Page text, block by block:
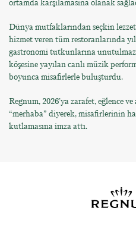
ortamda karşılamasına olanak
Dünya mutfaklarından seçkin
hizmet veren tüm restoranlarında
gastronomi tutkunlarına
köşesine yayılan canlı müzik
boyunca misafirlerle buluşturdu.
Regnum, 2026’ya zarafet, eğlence
“merhaba” diyerek, misafirlerinin
kutlamasına imza attı.